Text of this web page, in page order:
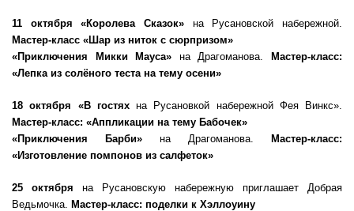
11 октября «Королева Сказок» на Русановской набережной.
Мастер-класс «Шар из ниток с сюрпризом»
«Приключения Микки Мауса» на Драгоманова.
Мастер-класс:
«Лепка из солёного теста на тему осени»
18 октября «В гостяхна Русановкой набережной Фея Винкс».
Мастер-класс: «Аппликации на тему Бабочек»
«Приключения Барби» на Драгоманова.
Мастер-класс:
«Изготовление помпонов из салфеток»
25 октября на Русановскую набережную приглашает Добрая
Ведьмочка. Мастер-класс: поделки к Хэллоуину